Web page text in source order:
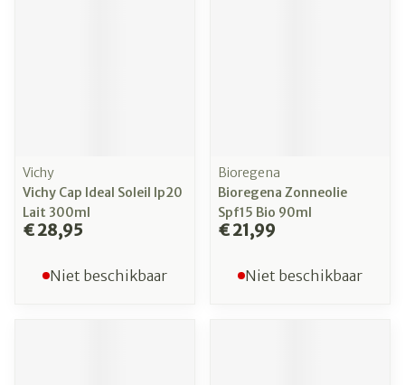
Vichy
Vichy Cap Ideal Soleil Ip20
Lait 300ml
€ 28,95
Niet beschikbaar
Bioregena
Bioregena Zonneolie
Spf15 Bio 90ml
€ 21,99
Niet beschikbaar